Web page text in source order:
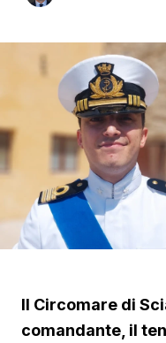
Il Circomare di
comandante, il